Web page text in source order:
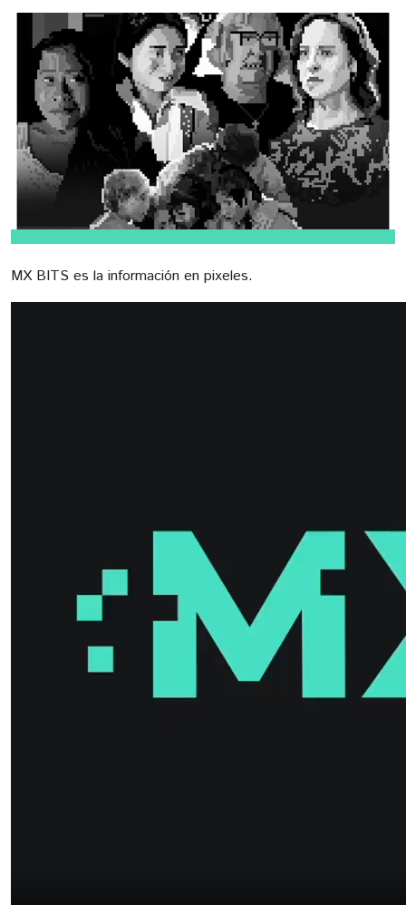
MX BITS es la información en pixeles.